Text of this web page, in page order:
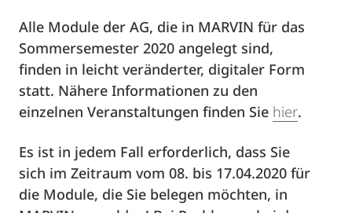
Alle Module der AG, die in MARVIN für das
Sommersemester 2020 angelegt sind,
finden in leicht veränderter, digitaler Form
statt. Nähere Informationen zu den
einzelnen Veranstaltungen finden Sie hier.
Es ist in jedem Fall erforderlich, dass Sie
sich im Zeitraum vom 08. bis 17.04.2020 für
die Module, die Sie belegen möchten, in